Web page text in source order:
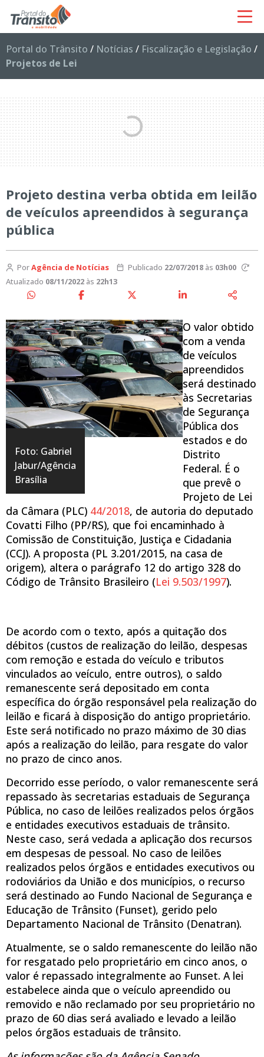
Portal do Trânsito / Notícias / Fiscalização e Legislação /
Projetos de Lei
Projeto destina verba obtida em leilão
de veículos apreendidos à segurança
pública
PorAgência de Notícias Publicado 22/07/2018às 03h00
Atualizado 08/11/2022 às 22h13
Foto: Gabriel
Jabur/Agência
Brasília
O valor obtido
com a venda
de veículos
apreendidos
será destinado
às Secretarias
de Segurança
Pública dos
estados e do
Distrito
Federal. É o
que prevê o
Projeto de Lei
da Câmara (PLC) 44/2018, de autoria do deputado
Covatti Filho (PP/RS), que foi encaminhado à
Comissão de Constituição, Justiça e Cidadania
(CCJ). A proposta (PL 3.201/2015, na casa de
origem), altera o parágrafo 12 do artigo 328 do
Código de Trânsito Brasileiro (Lei 9.503/1997).
De acordo com o texto, após a quitação dos
débitos (custos de realização do leilão, despesas
com remoção e estada do veículo e tributos
vinculados ao veículo, entre outros), o saldo
remanescente será depositado em conta
específica do órgão responsável pela realização do
leilão e ficará à disposição do antigo proprietário.
Este será notificado no prazo máximo de 30 dias
após a realização do leilão, para resgate do valor
no prazo de cinco anos.
Decorrido esse período, o valor remanescente será
repassado às secretarias estaduais de Segurança
Pública, no caso de leilões realizados pelos órgãos
e entidades executivos estaduais de trânsito.
Neste caso, será vedada a aplicação dos recursos
em despesas de pessoal. No caso de leilões
realizados pelos órgãos e entidades executivos ou
rodoviários da União e dos municípios, o recurso
será destinado ao Fundo Nacional de Segurança e
Educação de Trânsito (Funset), gerido pelo
Departamento Nacional de Trânsito (Denatran).
Atualmente, se o saldo remanescente do leilão não
for resgatado pelo proprietário em cinco anos, o
valor é repassado integralmente ao Funset. A lei
estabelece ainda que o veículo apreendido ou
removido e não reclamado por seu proprietário no
prazo de 60 dias será avaliado e levado a leilão
pelos órgãos estaduais de trânsito.